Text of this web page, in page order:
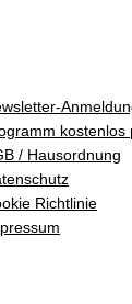
kostenlos
/ Hausordnung
Richtlinie